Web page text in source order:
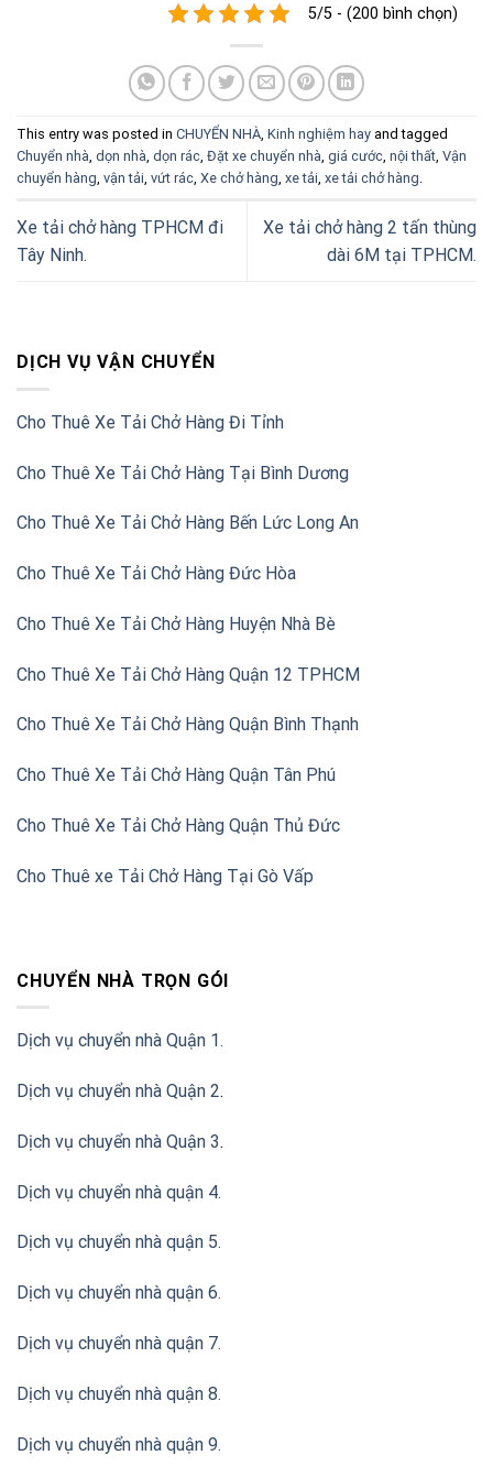
DỊCH VỤ VẬN CHUYỂN
Cho Thuê Xe Tải Chở Hàng Đi Tỉnh
Cho Thuê Xe Tải Chở Hàng Tại Bình Dương
Cho Thuê Xe Tải Chở Hàng Bến Lức Long An
Cho Thuê Xe Tải Chở Hàng Đức Hòa
Cho Thuê Xe Tải Chở Hàng Huyện Nhà Bè
Cho Thuê Xe Tải Chở Hàng Quận 12 TPHCM
Cho Thuê Xe Tải Chở Hàng Quận Bình Thạnh
Cho Thuê Xe Tải Chở Hàng Quận Tân Phú
Cho Thuê Xe Tải Chở Hàng Quận Thủ Đức
Cho Thuê xe Tải Chở Hàng Tại Gò Vấp
CHUYỂN NHÀ TRỌN GÓI
Dịch vụ chuyển nhà Quận 1.
Dịch vụ chuyển nhà Quận 2.
Dịch vụ chuyển nhà Quận 3.
Dịch vụ chuyển nhà quận 4.
Dịch vụ chuyển nhà quận 5.
Dịch vụ chuyển nhà quận 6.
Dịch vụ chuyển nhà quận 7.
Dịch vụ chuyển nhà quận 8.
Dịch vụ chuyển nhà quận 9.
5/5 - (200 bình chọn)
This entry was posted in CHUYỂN NHÀ, Kinh nghiệm hay and tagged
Chuyển nhà, dọn nhà, dọn rác, Đặt xe chuyển nhà, giá cước, nội thất, Vận
chuyển hàng, vận tải, vứt rác, Xe chở hàng, xe tải, xe tải chở hàng.
Xe tải chở hàng TPHCM đi
Tây Ninh.
Xe tải chở hàng 2 tấn thùng
dài 6M tại TPHCM.